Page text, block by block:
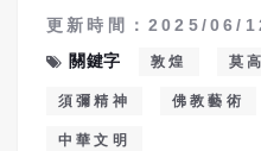
更新時間：2025/06/
關鍵字
敦煌 莫
須彌精神 佛教藝術
中華文明